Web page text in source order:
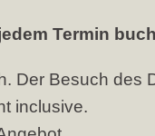
Termin
Der Besuch des
inclusive.